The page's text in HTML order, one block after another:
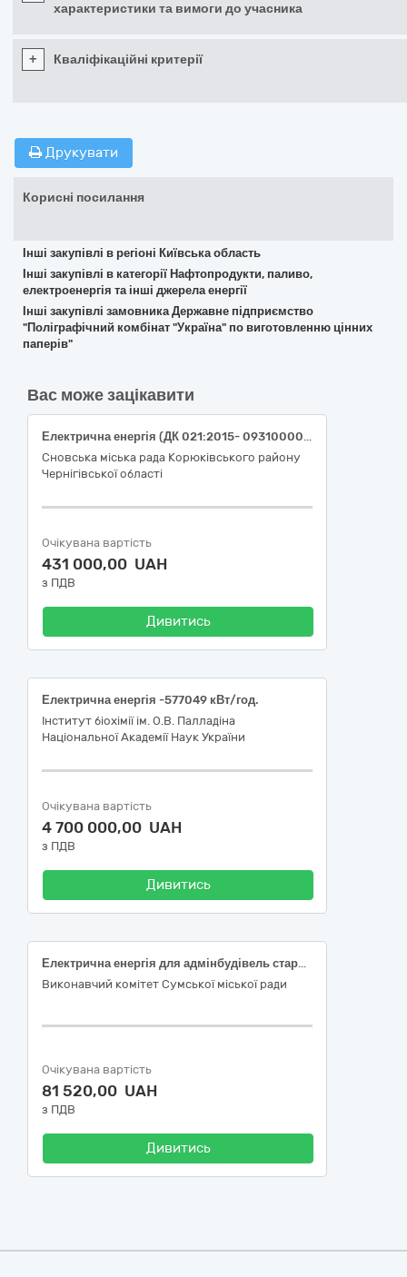
характеристики та вимоги до учасника
+ Кваліфікаційні критерії
Друкувати
Корисні посилання
Інші закупівлі в регіоні Київська область
Інші закупівлі в категорії Нафтопродукти, паливо,
електроенергія та інші джерела енергії
Інші закупівлі замовника Державне підприємство
"Поліграфічний комбінат "Україна" по виготовленню цінних
паперів"
Вас може зацікавити
Електрична енергія (ДК 021:2015- 09310000-5 "Електрична енергія")
Сновська міська рада Корюківського району
Чернігівської області
Очікувана вартість
431 000,00 UAH
з ПДВ
Дивитись
Електрична енергія -577049 кВт/год.
Інститут біохімії ім. О.В. Палладіна
Національної Академії Наук України
Очікувана вартість
4 700 000,00 UAH
з ПДВ
Дивитись
Електрична енергія для адмінбудівель старостинських округів
Виконавчий комітет Сумської міської ради
Очікувана вартість
81 520,00 UAH
з ПДВ
Дивитись